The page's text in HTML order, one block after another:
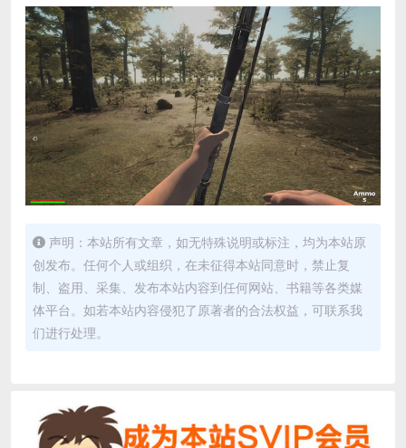
声明：本站所有文章，如无特殊说明或标注，均为本站原
创发布。任何个人或组织，在未征得本站同意时，禁止复
制、盗用、采集、发布本站内容到任何网站、书籍等各类媒
体平台。如若本站内容侵犯了原著者的合法权益，可联系我
们进行处理。